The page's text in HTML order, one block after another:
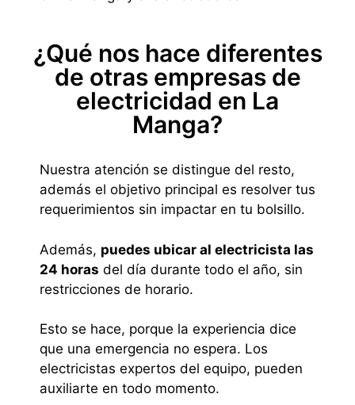
¿Qué nos hace diferentes
de otras empresas de
electricidad en La
Manga?
Nuestra atención se distingue del resto,
además el objetivo principal es resolver tus
requerimientos sin impactar en tu bolsillo.
Además, puedes ubicar al electricista las
24 horas del día durante todo el año, sin
restricciones de horario.
Esto se hace, porque la experiencia dice
que una emergencia no espera. Los
electricistas expertos del equipo, pueden
auxiliarte en todo momento.